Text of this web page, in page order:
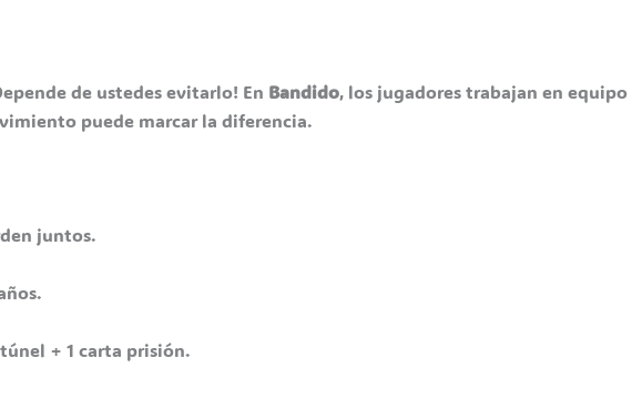
de ustedes evitarlo! En Bandido, los jugadores trabajan en
puede marcar la diferencia.
juntos.
+ 1 carta prisión.